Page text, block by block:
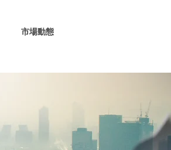
市場動態